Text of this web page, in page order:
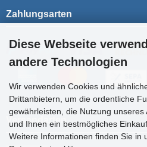
Zahlungsarten
Versandarten
Diese Webseite
andere Technologien
Wir verwenden Cookies und
Drittanbietern, um die ordentliche
gewährleisten, die Nutzung
und Ihnen ein bestmögliches
Weitere Informationen finden Sie in